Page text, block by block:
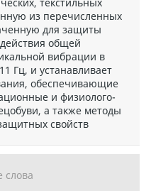
текстильных
из перечисленных
для защиты
общей
вибрации в
Гц, и устанавливает
обеспечивающие
и физиолого-
а также методы
свойств